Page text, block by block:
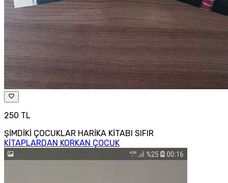
250 TL
ŞİMDİKİ ÇOCUKLAR HARİKA KİTABI SIFIR
KİTAPLARDAN KORKAN ÇOCUK